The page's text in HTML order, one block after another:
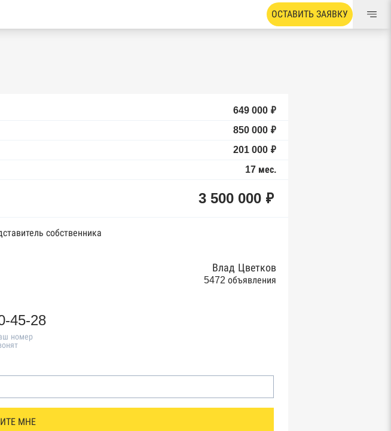
ОСТАВИТЬ ЗАЯВКУ
649 000 ₽
850 000 ₽
201 000 ₽
17 мес.
3 500 000 ₽
собственника
Влад Цветков
5472 объявления
45-28
номер
МНЕ